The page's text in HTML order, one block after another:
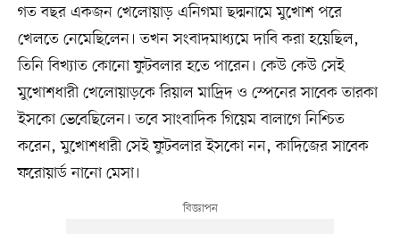
গত বছর একজন খেলোয়াড় এনিগমা ছদ্মনামে মুখোশ পরে
খেলতে নেমেছিলেন। তখন সংবাদমাধ্যমে দাবি করা হয়েছিল,
তিনি বিখ্যাত কোনো ফুটবলার হতে পারেন। কেউ কেউ সেই
মুখোশধারী খেলোয়াড়কে রিয়াল মাদ্রিদ ও স্পেনের সাবেক তারকা
ইসকো ভেবেছিলেন। তবে সাংবাদিক গিয়েম বালাগে নিশ্চিত
করেন, মুখোশধারী সেই ফুটবলার ইসকো নন, কাদিজের সাবেক
ফরোয়ার্ড নানো মেসা।